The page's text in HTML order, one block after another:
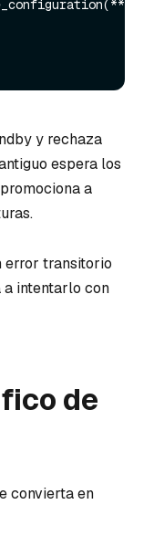
y rechaza
espera los
a
error transitorio
intentarlo con
de
convierta en